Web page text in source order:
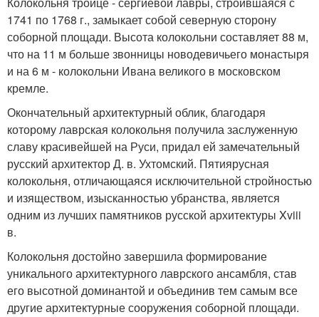
1741 по 1768 г., замыкает собой северную сторону
соборной площади. Высота колокольни составляет 88 м,
что на 11 м больше звонницы новодевичьего монастыря
и на 6 м - колокольни Ивана великого в московском
кремле.
Окончательный архитектурный облик, благодаря
которому лаврская колокольня получила заслуженную
славу красивейшей на Руси, придал ей замечательный
русский архитектор Д. в. Ухтомский. Пятиярусная
колокольня, отличающаяся исключительной стройностью
и изяществом, изысканностью убранства, является
одним из лучших памятников русской архитектуры Xviii
в.
Колокольня достойно завершила формирование
уникального архитектурного лаврского ансамбля, став
его высотной доминантой и объединив тем самым все
другие архитектурные сооружения соборной площади.